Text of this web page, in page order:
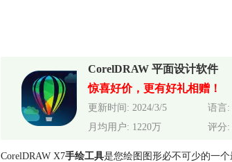
CorelDRAW 平面设计软件
惊喜好价，更有好礼相赠！
更新时间: 2024/3/5 语言:
月均用户: 1220万
评分:
CorelDRAW X7手绘工具是您绘图图形必不可少的一